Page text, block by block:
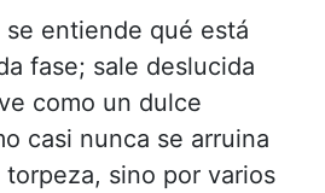
entiende qué está
fase; sale deslucida
como un dulce
casi nunca se arruina
sino por varios